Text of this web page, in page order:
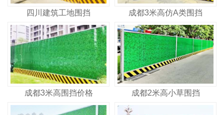
四川建筑工地围挡 成都3米高仿A类围挡
成都3米高围挡价格 成都2米高小草围挡